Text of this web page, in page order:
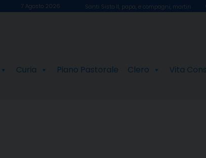
7 Agosto 2026 Santi Sisto II, papa, e compagni, martiri
Curia Piano Pastorale Clero Vita